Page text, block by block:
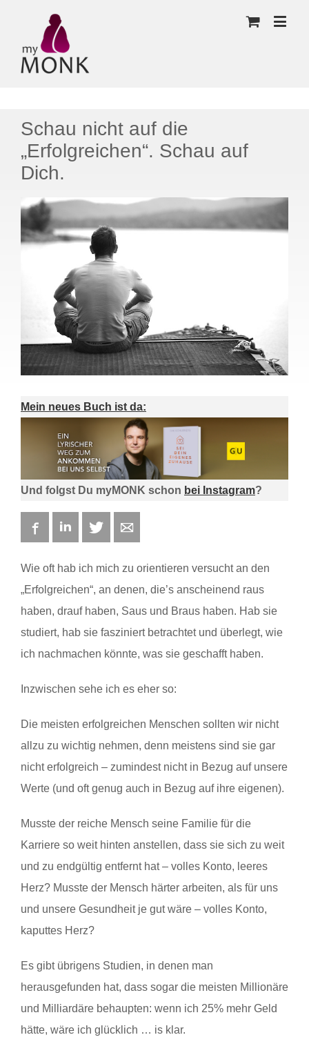
Schau nicht auf die
„Erfolgreichen“. Schau auf
Dich.
Mein neues Buch ist da:
Und folgst Du myMONK schon bei Instagram?
FacebookLinkedIn Twitter
Wie oft hab ich mich zu orientieren versucht an den
„Erfolgreichen“, an denen, die’s anscheinend raus
haben, drauf haben, Saus und Braus haben. Hab sie
studiert, hab sie fasziniert betrachtet und überlegt, wie
ich nachmachen könnte, was sie geschafft haben.
Inzwischen sehe ich es eher so:
Die meisten erfolgreichen Menschen sollten wir nicht
allzu zu wichtig nehmen, denn meistens sind sie gar
nicht erfolgreich – zumindest nicht in Bezug auf unsere
Werte (und oft genug auch in Bezug auf ihre eigenen).
Musste der reiche Mensch seine Familie für die
Karriere so weit hinten anstellen, dass sie sich zu weit
und zu endgültig entfernt hat – volles Konto, leeres
Herz? Musste der Mensch härter arbeiten, als für uns
und unsere Gesundheit je gut wäre – volles Konto,
kaputtes Herz?
Es gibt übrigens Studien, in denen man
herausgefunden hat, dass sogar die meisten Millionäre
und Milliardäre behaupten: wenn ich 25% mehr Geld
hätte, wäre ich glücklich … is klar.